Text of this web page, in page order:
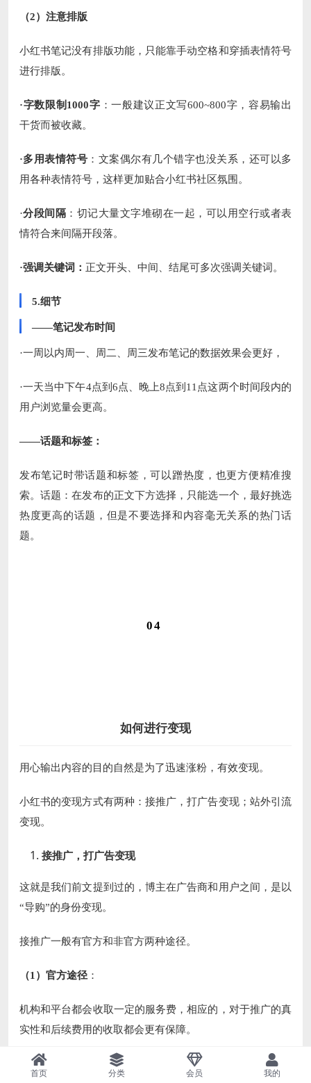
（2）注意排版
小红书笔记没有排版功能，只能靠手动空格和穿插表情符号
进行排版。
·字数限制1000字 ：一般建议正文写600~800字，容易输出
干货而被收藏。
·多用表情符号 ：文案偶尔有几个错字也没关系，还可以多
用各种表情符号，这样更加贴合小红书社区氛围。
·分段间隔 ：切记大量文字堆砌在一起，可以用空行或者表
情符合来间隔开段落。
·强调关键词： 正文开头、中间、结尾可多次强调关键词。
5.细节
——笔记发布时间
·一周以内周一、周二、周三发布笔记的数据效果会更好，
·一天当中下午4点到6点、晚上8点到11点这两个时间段内的
用户浏览量会更高。
——话题和标签：
发布笔记时带话题和标签，可以蹭热度，也更方便精准搜
索。话题：在发布的正文下方选择，只能选一个，最好挑选
热度更高的话题，但是不要选择和内容毫无关系的热门话
题。
04
如何进行变现
用心输出内容的目的自然是为了迅速涨粉，有效变现。
小红书的变现方式有两种：接推广，打广告变现；站外引流
变现。
接推广，打广告变现
这就是我们前文提到过的，博主在广告商和用户之间，是以
“导购”的身份变现。
接推广一般有官方和非官方两种途径。
（1）官方途径 ：
机构和平台都会收取一定的服务费，相应的，对于推广的真
实性和后续费用的收取都会更有保障。
·小红书官方的品牌合作平台
。成为品牌合作人，需要满足
首页 分类 会员 我的